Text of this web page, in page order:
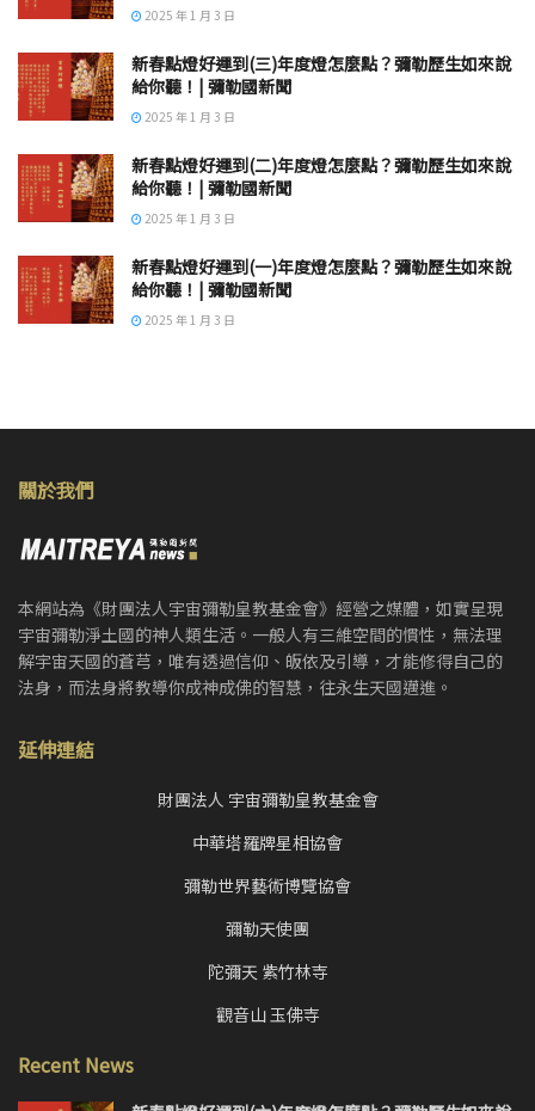
2025 年 1 月 3 日
新春點燈好運到(三)年度燈怎麼點？彌勒歷生如來說
給你聽！| 彌勒國新聞
2025 年 1 月 3 日
新春點燈好運到(二)年度燈怎麼點？彌勒歷生如來說
給你聽！| 彌勒國新聞
2025 年 1 月 3 日
新春點燈好運到(一)年度燈怎麼點？彌勒歷生如來說
給你聽！| 彌勒國新聞
2025 年 1 月 3 日
關於我們
本網站為《財團法人宇宙彌勒皇教基金會》經營之媒體，如實呈現
宇宙彌勒淨土國的神人類生活。一般人有三維空間的慣性，無法理
解宇宙天國的蒼芎，唯有透過信仰、皈依及引導，才能修得自己的
法身，而法身將教導你成神成佛的智慧，往永生天國邁進。
延伸連結
財團法人 宇宙彌勒皇教基金會
中華塔羅牌星相協會
彌勒世界藝術博覽協會
彌勒天使團
陀彌天 紫竹林寺
觀音山 玉佛寺
Recent News